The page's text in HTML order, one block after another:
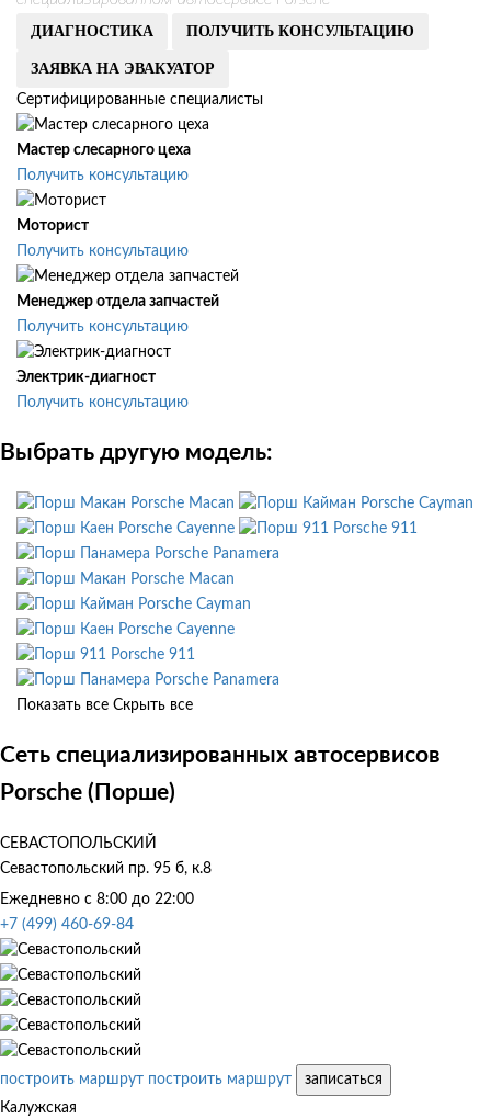
ДИАГНОСТИКА ПОЛУЧИТЬ КОНСУЛЬТАЦИЮ
ЗАЯВКА НА ЭВАКУАТОР
Сертифицированные специалисты
Мастер слесарного цеха
Получить консультацию
Моторист
Получить консультацию
Менеджер отдела запчастей
Получить консультацию
Электрик-диагност
Получить консультацию
Выбрать другую модель:
Porsche Macan
Porsche Cayman
Porsche Cayenne
Porsche 911
Porsche Panamera
Porsche Macan
Porsche Cayman
Porsche Cayenne
Porsche 911
Porsche Panamera
Показать все Скрыть все
Сеть специализированных автосервисов
Porsche (Порше)
СЕВАСТОПОЛЬСКИЙ
Севастопольский пр. 95 б, к.8
Ежедневно с 8:00 до 22:00
+7 (499) 460-69-84
построить маршрут построить маршрут
записаться
Калужская